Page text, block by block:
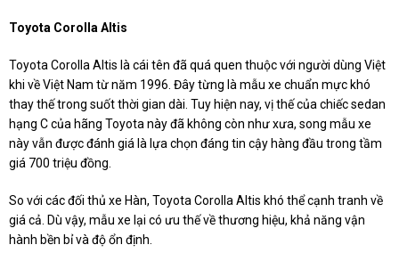
Toyota Corolla Altis
Toyota Corolla Altis là cái tên đã quá quen thuộc với người dùng Việt
khi về Việt Nam từ năm 1996. Đây từng là mẫu xe chuẩn mực khó
thay thế trong suốt thời gian dài. Tuy hiện nay, vị thế của chiếc sedan
hạng C của hãng Toyota này đã không còn như xưa, song mẫu xe
này vẫn được đánh giá là lựa chọn đáng tin cậy hàng đầu trong tầm
giá 700 triệu đồng.
So với các đối thủ xe Hàn, Toyota Corolla Altis khó thể cạnh tranh về
giá cả. Dù vậy, mẫu xe lại có ưu thế về thương hiệu, khả năng vận
hành bền bỉ và độ ổn định.